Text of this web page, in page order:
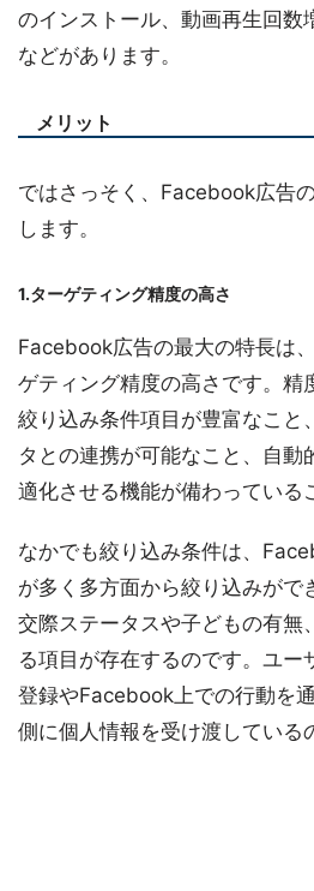
のインストール、動画再生回数
などがあります。
メリット
ではさっそく、Facebook広告
します。
1.ターゲティング精度の高さ
Facebook広告の最大の特長は
ゲティング精度の高さです。精
絞り込み条件項目が豊富なこと
タとの連携が可能なこと、自動
適化させる機能が備わっている
なかでも絞り込み条件は、
が多く多方面から絞り込みがで
交際ステータスや子どもの有無
る項目が存在するのです。ユー
登録やFacebook上での行動を
側に個人情報を受け渡している